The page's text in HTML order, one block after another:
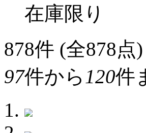
在庫限り
878件 (全878点)
97件から 120件